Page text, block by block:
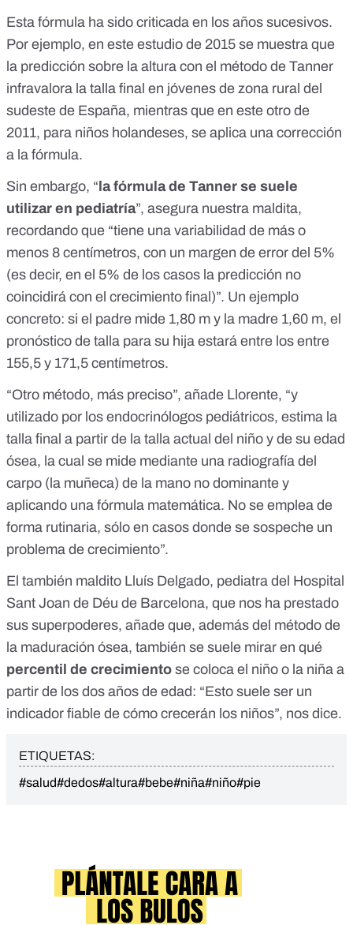
Esta fórmula ha sido criticada en los años sucesivos.
Por ejemplo, en este estudio de 2015 se muestra que
la predicción sobre la altura con el método de Tanner
infravalora la talla final en jóvenes de zona rural del
sudeste de España, mientras que en este otro de
2011, para niños holandeses, se aplica una corrección
a la fórmula.
Sin embargo, “ la fórmula de Tanner se suele
utilizar en pediatría”, asegura nuestra maldita,
recordando que “tiene una variabilidad de más o
menos 8 centímetros, con un margen de error del 5%
(es decir, en el 5% de los casos la predicción no
coincidirá con el crecimiento final)”. Un ejemplo
concreto: si el padre mide 1,80 m y la madre 1,60 m, el
pronóstico de talla para su hija estará entre los entre
155,5 y 171,5 centímetros.
“Otro método, más preciso”, añade Llorente, “y
utilizado por los endocrinólogos pediátricos, estima la
talla final a partir de la talla actual del niño y de su edad
ósea, la cual se mide mediante una radiografía del
carpo (la muñeca) de la mano no dominante y
aplicando una fórmula matemática. No se emplea de
forma rutinaria, sólo en casos donde se sospeche un
problema de crecimiento”.
El también maldito Lluís Delgado, pediatra del Hospital
Sant Joan de Déu de Barcelona, que nos ha prestado
sus superpoderes, añade que, además del método de
la maduración ósea, también se suele mirar en qué
percentil de crecimiento se coloca el niño o la niña a
partir de los dos años de edad: “Esto suele ser un
indicador fiable de cómo crecerán los niños”, nos dice.
ETIQUETAS:
#salud#dedos#altura#bebe#niña#niño#pie